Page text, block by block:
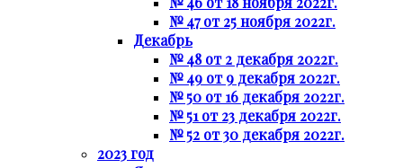
№ 47 от 25 ноября 2022г.
Декабрь
№ 48 от 2 декабря 2022г.
№ 49 от 9 декабря 2022г.
№ 50 от 16 декабря 2022г.
№ 51 от 23 декабря 2022г.
№ 52 от 30 декабря 2022г.
2023 год